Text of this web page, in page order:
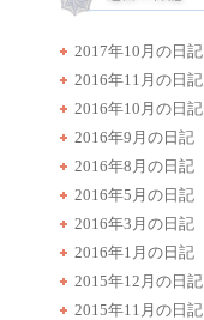
2017年10月の日記
2016年11月の日記
2016年10月の日記
2016年9月の日記
2016年8月の日記
2016年5月の日記
2016年3月の日記
2016年1月の日記
2015年12月の日記
2015年11月の日記